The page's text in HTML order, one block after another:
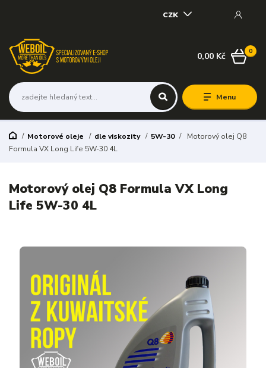
Menu
CZK
0
0,00 Kč
Motorové oleje dle viskozity 5W-30
Motorový olej Q8
Formula VX Long Life 5W-30 4L
Motorový olej Q8 Formula VX Long
Life 5W-30 4L